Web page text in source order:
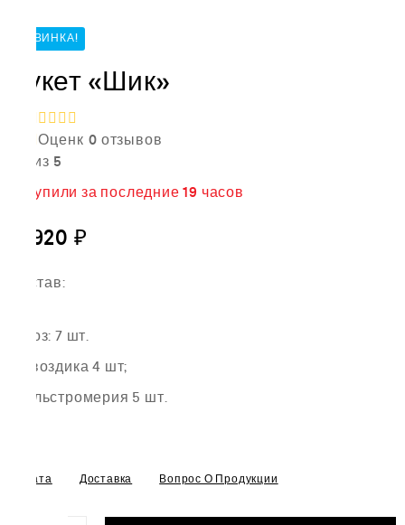
НОВИНКА!
Букет «Шик»
Оценк
из 5
0 отзывов
купили за последние19 часов
9,920 ₽
Состав:
Роз: 7 шт.
Гвоздика 4 шт;
Альстромерия 5 шт.
Оплата Доставка Вопрос О Продукции